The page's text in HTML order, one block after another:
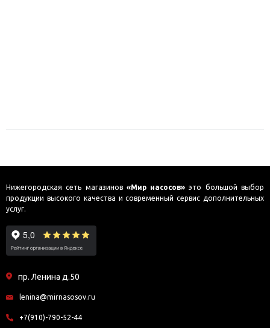
Нижегородская сеть магазинов «Мир насосов» это большой выбор
продукции высокого качества и современный сервис дополнительных
услуг.
пр. Ленина д.50
lenina@mirnasosov.ru
+7(910)-790-52-44